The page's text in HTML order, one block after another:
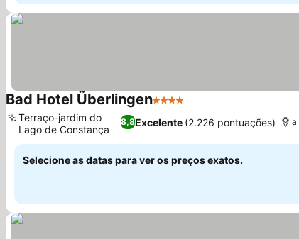
Bad Hotel Überlingen4 Estrelas
8,8Excelente (2.226 pontuações)
Terraço-jardim do
Lago de Constança
a
Selecione as datas para ver os preços exatos.